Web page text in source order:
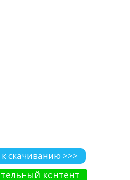
скачиванию >>>
контент